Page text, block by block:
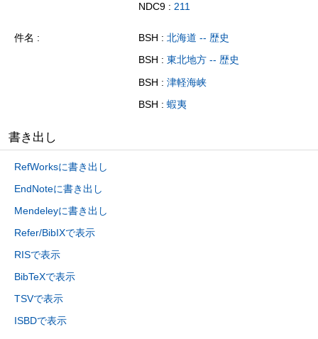
NDC9 : 211
件名 BSH : 北海道 -- 歴史
BSH : 東北地方 -- 歴史
BSH : 津軽海峡
BSH : 蝦夷
書き出し
RefWorksに書き出し
EndNoteに書き出し
Mendeleyに書き出し
Refer/BibIXで表示
RISで表示
BibTeXで表示
TSVで表示
ISBDで表示